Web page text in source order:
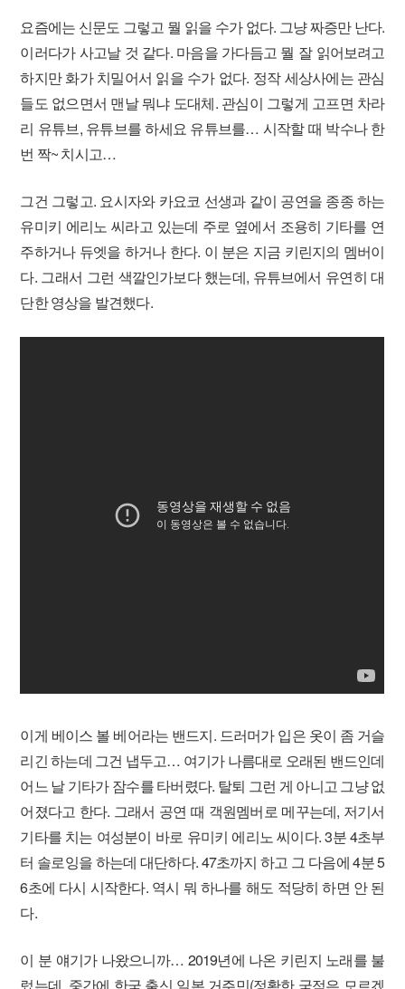
요즘에는 신문도 그렇고 뭘 읽을 수가 없다. 그냥 짜증만 난다.
이러다가 사고날 것 같다. 마음을 가다듬고 뭘 잘 읽어보려고
하지만 화가 치밀어서 읽을 수가 없다. 정작 세상사에는 관심
들도 없으면서 맨날 뭐냐 도대체. 관심이 그렇게 고프면 차라
리 유튜브, 유튜브를 하세요 유튜브를… 시작할 때 박수나 한
번 짝~ 치시고…
그건 그렇고. 요시자와 카요코 선생과 같이 공연을 종종 하는
유미키 에리노 씨라고 있는데 주로 옆에서 조용히 기타를 연
주하거나 듀엣을 하거나 한다. 이 분은 지금 키린지의 멤버이
다. 그래서 그런 색깔인가보다 했는데, 유튜브에서 유연히 대
단한 영상을 발견했다.
이게 베이스 볼 베어라는 밴드지. 드러머가 입은 옷이 좀 거슬
리긴 하는데 그건 냅두고… 여기가 나름대로 오래된 밴드인데
어느 날 기타가 잠수를 타버렸다. 탈퇴 그런 게 아니고 그냥 없
어졌다고 한다. 그래서 공연 때 객원멤버로 메꾸는데, 저기서
기타를 치는 여성분이 바로 유미키 에리노 씨이다. 3분 4초부
터 솔로잉을 하는데 대단하다. 47초까지 하고 그 다음에 4분 5
6초에 다시 시작한다. 역시 뭐 하나를 해도 적당히 하면 안 된
다.
이 분 얘기가 나왔으니까… 2019년에 나온 키린지 노래를 불